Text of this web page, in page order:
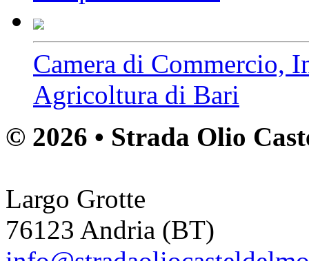
Camera di Commercio,
Agricoltura di Bari
© 2026 • Strada Olio
Largo Grotte
76123 Andria (BT)